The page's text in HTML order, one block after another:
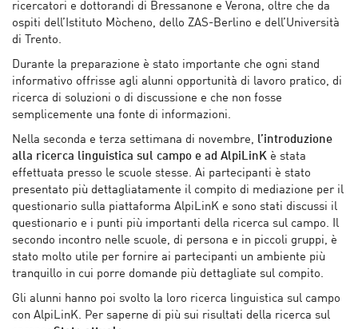
ricercatori e dottorandi di Bressanone e Verona, oltre che da
ospiti dell’Istituto Mòcheno, dello ZAS-Berlino e dell’Università
di Trento.
Durante la preparazione è stato importante che ogni stand
informativo offrisse agli alunni opportunità di lavoro pratico, di
ricerca di soluzioni o di discussione e che non fosse
semplicemente una fonte di informazioni.
Nella seconda e terza settimana di novembre, l’introduzione
alla ricerca linguistica sul campo e ad AlpiLinK è stata
effettuata presso le scuole stesse. Ai partecipanti è stato
presentato più dettagliatamente il compito di mediazione per il
questionario sulla piattaforma AlpiLinK e sono stati discussi il
questionario e i punti più importanti della ricerca sul campo. Il
secondo incontro nelle scuole, di persona e in piccoli gruppi, è
stato molto utile per fornire ai partecipanti un ambiente più
tranquillo in cui porre domande più dettagliate sul compito.
Gli alunni hanno poi svolto la loro ricerca linguistica sul campo
con AlpiLinK. Per saperne di più sui risultati della ricerca sul